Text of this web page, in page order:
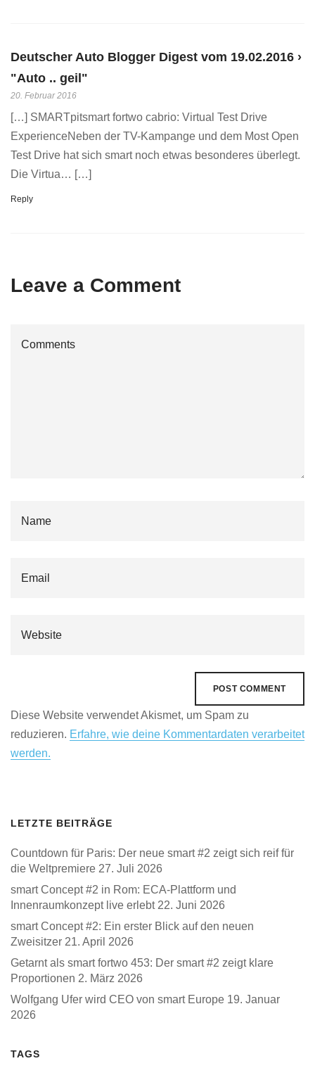
Deutscher Auto Blogger Digest vom 19.02.2016 ›
"Auto .. geil"
20. Februar 2016
[…] SMARTpitsmart fortwo cabrio: Virtual Test Drive
ExperienceNeben der TV-Kampange und dem Most Open
Test Drive hat sich smart noch etwas besonderes überlegt.
Die Virtua… […]
Reply
Leave a Comment
Diese Website verwendet Akismet, um Spam zu
reduzieren. Erfahre, wie deine Kommentardaten verarbeitet
werden.
LETZTE BEITRÄGE
Countdown für Paris: Der neue smart #2 zeigt sich reif für
die Weltpremiere 27. Juli 2026
smart Concept #2 in Rom: ECA-Plattform und
Innenraumkonzept live erlebt 22. Juni 2026
smart Concept #2: Ein erster Blick auf den neuen
Zweisitzer 21. April 2026
Getarnt als smart fortwo 453: Der smart #2 zeigt klare
Proportionen 2. März 2026
Wolfgang Ufer wird CEO von smart Europe 19. Januar
2026
TAGS